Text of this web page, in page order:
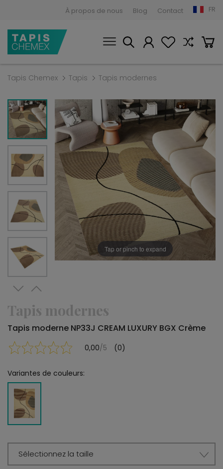
À propos de nous Blog Contact FR
Tapis Chemex Tapis Tapis modernes
Tap or pinch to expand
Tapis modernes
Tapis moderne NP33J CREAM LUXURY BGX Crème
0,00/5 (0)
Variantes de couleurs:
Sélectionnez la taille